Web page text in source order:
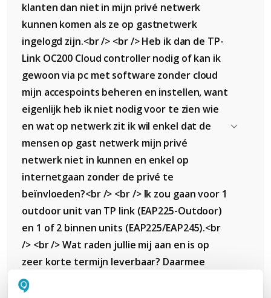
klanten dan niet in mijn privé netwerk
kunnen komen als ze op gastnetwerk
ingelogd zijn.<br /> <br /> Heb ik dan de TP-
Link OC200 Cloud controller nodig of kan ik
gewoon via pc met software zonder cloud
mijn accespoints beheren en instellen, want
eigenlijk heb ik niet nodig voor te zien wie
en wat op netwerk zit ik wil enkel dat de
mensen op gast netwerk mijn privé
netwerk niet in kunnen en enkel op
internetgaan zonder de privé te
beïnvloeden?<br /> <br /> Ik zou gaan voor 1
outdoor unit van TP link (EAP225-Outdoor)
en 1 of 2 binnen units (EAP225/EAP245).<br
/> <br /> Wat raden jullie mij aan en is op
zeer korte termijn leverbaar? Daarmee
bedoel ik eigenlijk uiterlijk komende